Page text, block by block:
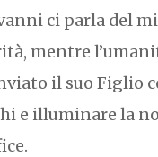
ci parla del
mentre
il suo Figlio
e illuminare la